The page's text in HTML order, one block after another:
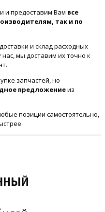
и предоставим Вам все
так и по
и склад расходных
мы доставим их точно к
запчастей, но
предложениеиз
позиции самостоятельно,